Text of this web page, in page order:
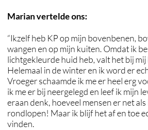
Marian vertelde ons:
“Ikzelf heb KP op mijn bovenbenen,
wangen en op mijn kuiten. Omdat ik
lichtgekleurde huid heb, valt het bij mij
Helemaal in de winter en ik word er
Vroeger schaamde ik me er heel erg
ik me er bij neergelegd en leef ik mijn
eraan denk, hoeveel mensen er net als
rondlopen! Maar ik blijf het af en toe
vinden.